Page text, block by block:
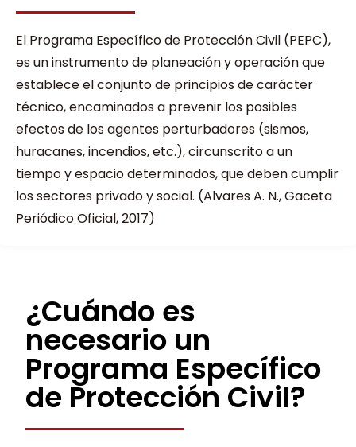
El Programa Específico de Protección Civil (PEPC),
es un instrumento de planeación y operación que
establece el conjunto de principios de carácter
técnico, encaminados a prevenir los posibles
efectos de los agentes perturbadores (sismos,
huracanes, incendios, etc.), circunscrito a un
tiempo y espacio determinados, que deben cumplir
los sectores privado y social. (Alvares A. N., Gaceta
Periódico Oficial, 2017)
¿Cuándo es
necesario un
Programa Específico
de Protección Civil?